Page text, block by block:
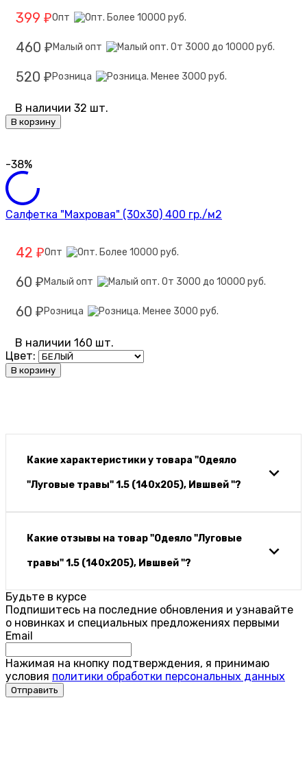
399 ₽Опт
460 ₽ Малый опт
520 ₽ Розница
В наличии 32 шт.
В корзину
-38%
Салфетка "Махровая" (30х30) 400 гр./м2
42 ₽Опт
60 ₽ Малый опт
60 ₽ Розница
В наличии 160 шт.
Цвет:
В корзину
Какие характеристики у товара "Одеяло
"Луговые травы" 1.5 (140х205), Ившвей "?
Какие отзывы на товар "Одеяло "Луговые
травы" 1.5 (140х205), Ившвей "?
Будьте в курсе
Подпишитесь на последние обновления и узнавайте
о новинках и специальных предложениях первыми
Email
Нажимая на кнопку подтверждения, я принимаю
условия политики обработки персональных данных